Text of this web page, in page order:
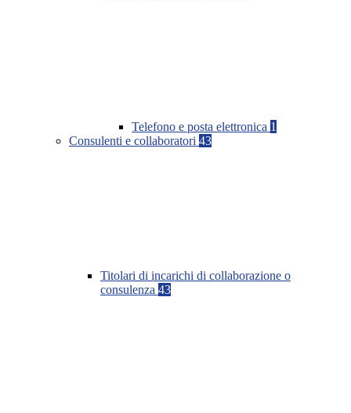
Telefono e posta elettronica 1
Consulenti e collaboratori 43
Titolari di incarichi di collaborazione o
consulenza 43